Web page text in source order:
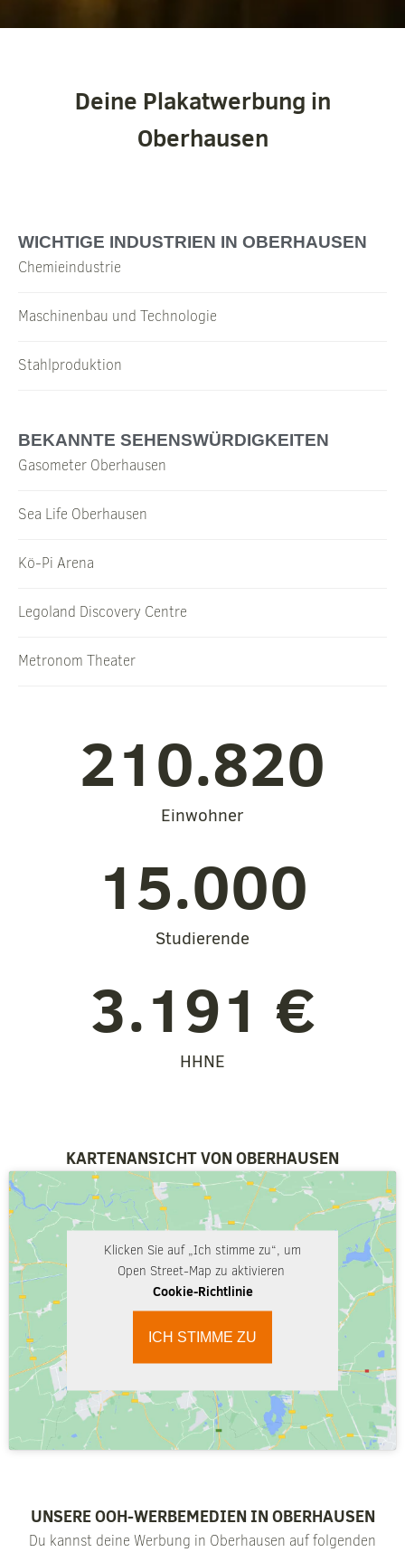
Deine Plakatwerbung in
Oberhausen
WICHTIGE INDUSTRIEN IN OBERHAUSEN
Chemieindustrie
Maschinenbau und Technologie
Stahlproduktion
BEKANNTE SEHENSWÜRDIGKEITEN
Gasometer Oberhausen
Sea Life Oberhausen
Kö-Pi Arena
Legoland Discovery Centre
Metronom Theater
Einwohner
210.820
Studierende
15.000
HHNE
3.191 €
KARTENANSICHT VON OBERHAUSEN
Klicken Sie auf „Ich stimme zu“, um
Open Street-Map zu aktivieren
Cookie-Richtlinie
ICH STIMME ZU
UNSERE OOH-WERBEMEDIEN IN OBERHAUSEN
Du kannst deine Werbung in Oberhausen auf folgenden